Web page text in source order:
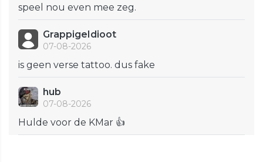
speel nou even mee zeg.
GrappigeIdioot
07-08-2026
is geen verse tattoo. dus fake
hub
07-08-2026
Hulde voor de KMar 👍